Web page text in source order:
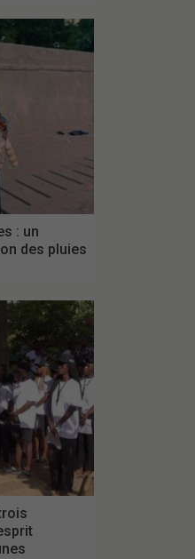
: un
des pluies